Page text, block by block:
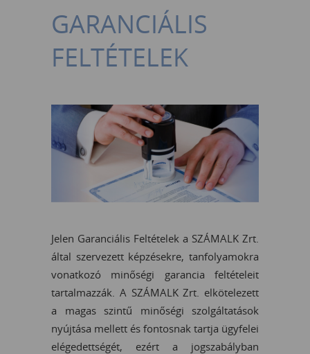
GARANCIÁLIS
FELTÉTELEK
Jelen Garanciális Feltételek a SZÁMALK Zrt.
által szervezett képzésekre, tanfolyamokra
vonatkozó minőségi garancia feltételeit
tartalmazzák. A SZÁMALK Zrt. elkötelezett
a magas szintű minőségi szolgáltatások
nyújtása mellett és fontosnak tartja ügyfelei
elégedettségét, ezért a jogszabályban